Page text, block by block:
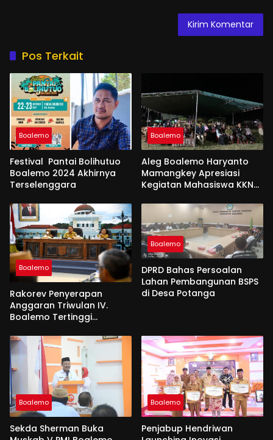
Pos Terkait
Boalemo
Festival Pantai Bolihutuo
Boalemo 2024 Akhirnya
Terselenggara
Boalemo
Aleg Boalemo Haryanto
Mamangkey Apresiasi
Kegiatan Mahasiswa KKN
Boalemo
Rakorev Penyerapan
Anggaran Triwulan IV.
Boalemo Tertinggi
Boalemo
DPRD Bahas Persoalan
Lahan Pembangunan BSPS
di Desa Potanga
Boalemo
Sekda Sherman Buka
Boalemo
Penjabup Hendriwan